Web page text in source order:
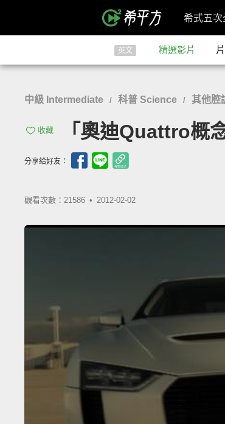
希式五次
英文 精選影片
中級 Intermediate / 科普 Science / 其他腔
收藏 「奧迪Quattro
分享給好友：
觀看次數：21586 • 2012-02-02